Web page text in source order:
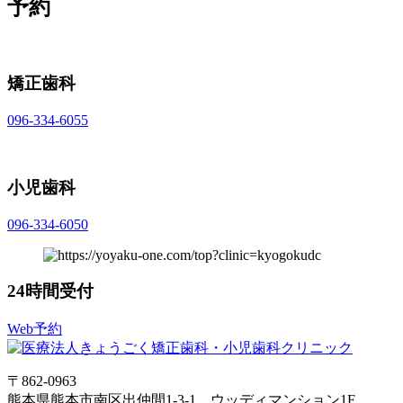
予約
矯正歯科
096-334-6055
小児歯科
096-334-6050
24時間受付
Web予約
〒862-0963
熊本県熊本市南区出仲間1-3-1 ウッディマンション1F